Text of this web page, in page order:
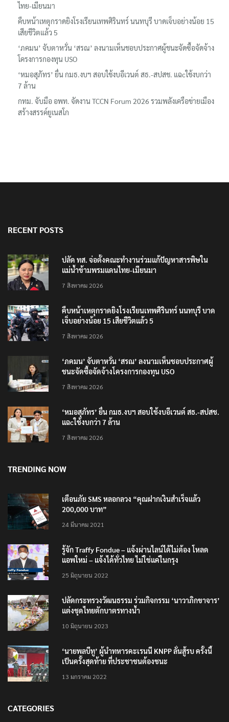
ไทย-เมียนมา
คืบหน้าเหตุกราดยิงโรงเรียนเทพศิรินทร์ นนทบุรี บาดเจ็บอย่างน้อย 15
เสียชีวิตแล้ว 5
‘ภคมน’ จับตาหวั่น ‘สรณ’ ลงนามเห็นชอบประกาศผู้ชนะจัดซื้อจัดจ้าง
โครงการกองทุน USO
‘หมอสุภัทร’ ยื่น กมธ.งบฯ สอบใช้งบอีเวนต์ สธ.-สปสช. แฉcใช้งบกว่า
7 ล้าน
กทม. จับมือ อพท. จัดงาน TCCN Forum 2026 รวมพลังเครือข่ายเมือง
สร้างสรรค์ยูเนสโก
RECENT POSTS
ปลัด ทส. จ่อตั้งคณะทำงานร่วมแก้ปัญหาสารพิษใน
แม่น้ำข้ามพรมแดนไทย-เมียนมา
7 สิงหาคม 2026
คืบหน้าเหตุกราดยิงโรงเรียนเทพศิรินทร์ นนทบุรี บาด
เจ็บอย่างน้อย 15 เสียชีวิตแล้ว 5
7 สิงหาคม 2026
‘ภคมน’ จับตาหวั่น ‘สรณ’ ลงนามเห็นชอบประกาศผู้
ชนะจัดซื้อจัดจ้างโครงการกองทุน USO
7 สิงหาคม 2026
‘หมอสุภัทร’ ยื่น กมธ.งบฯ สอบใช้งบอีเวนต์ สธ.-สปสช.
แฉcใช้งบกว่า 7 ล้าน
7 สิงหาคม 2026
TRENDING NOW
เตือนภัย SMS หลอกลวง “คุณฝากเงินสำเร็จแล้ว
200,000 บาท”
24 มีนาคม 2021
รู้จัก Traffy Fondue – แจ้งผ่านไลน์ได้ไม่ต้อง โหลด
แอพใหม่ – แจ้งได้ทั่วไทย ไม่ใช่แค่ในกรุง
25 มิถุนายน 2022
ปลัดกระทรวงวัฒนธรรม ร่วมกิจกรรม ‘นาวาภิกขาจาร’
แต่งชุดไทยตักบาตรทางน้ำ
10 มิถุนายน 2023
‘นายพลบีทู’ ผู้นำทหารคะเรนนี KNPP ลั่นสู้รบ ครั้งนี้
เป็นครั้งสุดท้าย ที่ประชาชนต้องชนะ
13 มกราคม 2022
CATEGORIES